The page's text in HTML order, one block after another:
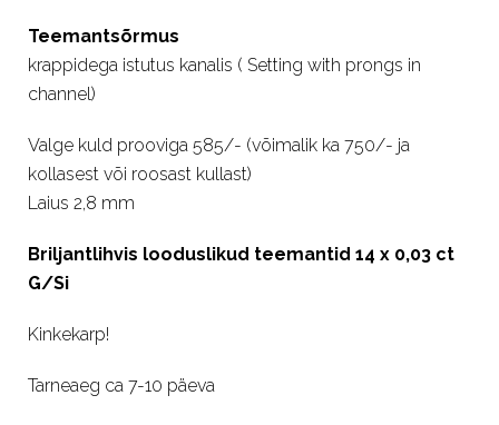
oli:
is:
Teemantsõrmus
krappidega istutus kanalis ( Setting with prongs in
channel)
Valge kuld prooviga 585/- (võimalik ka 750/- ja
kollasest või roosast kullast)
Laius 2,8 mm
Briljantlihvis looduslikud teemantid 14 x 0,03 ct
G/Si
Kinkekarp!
Tarneaeg ca 7-10 päeva